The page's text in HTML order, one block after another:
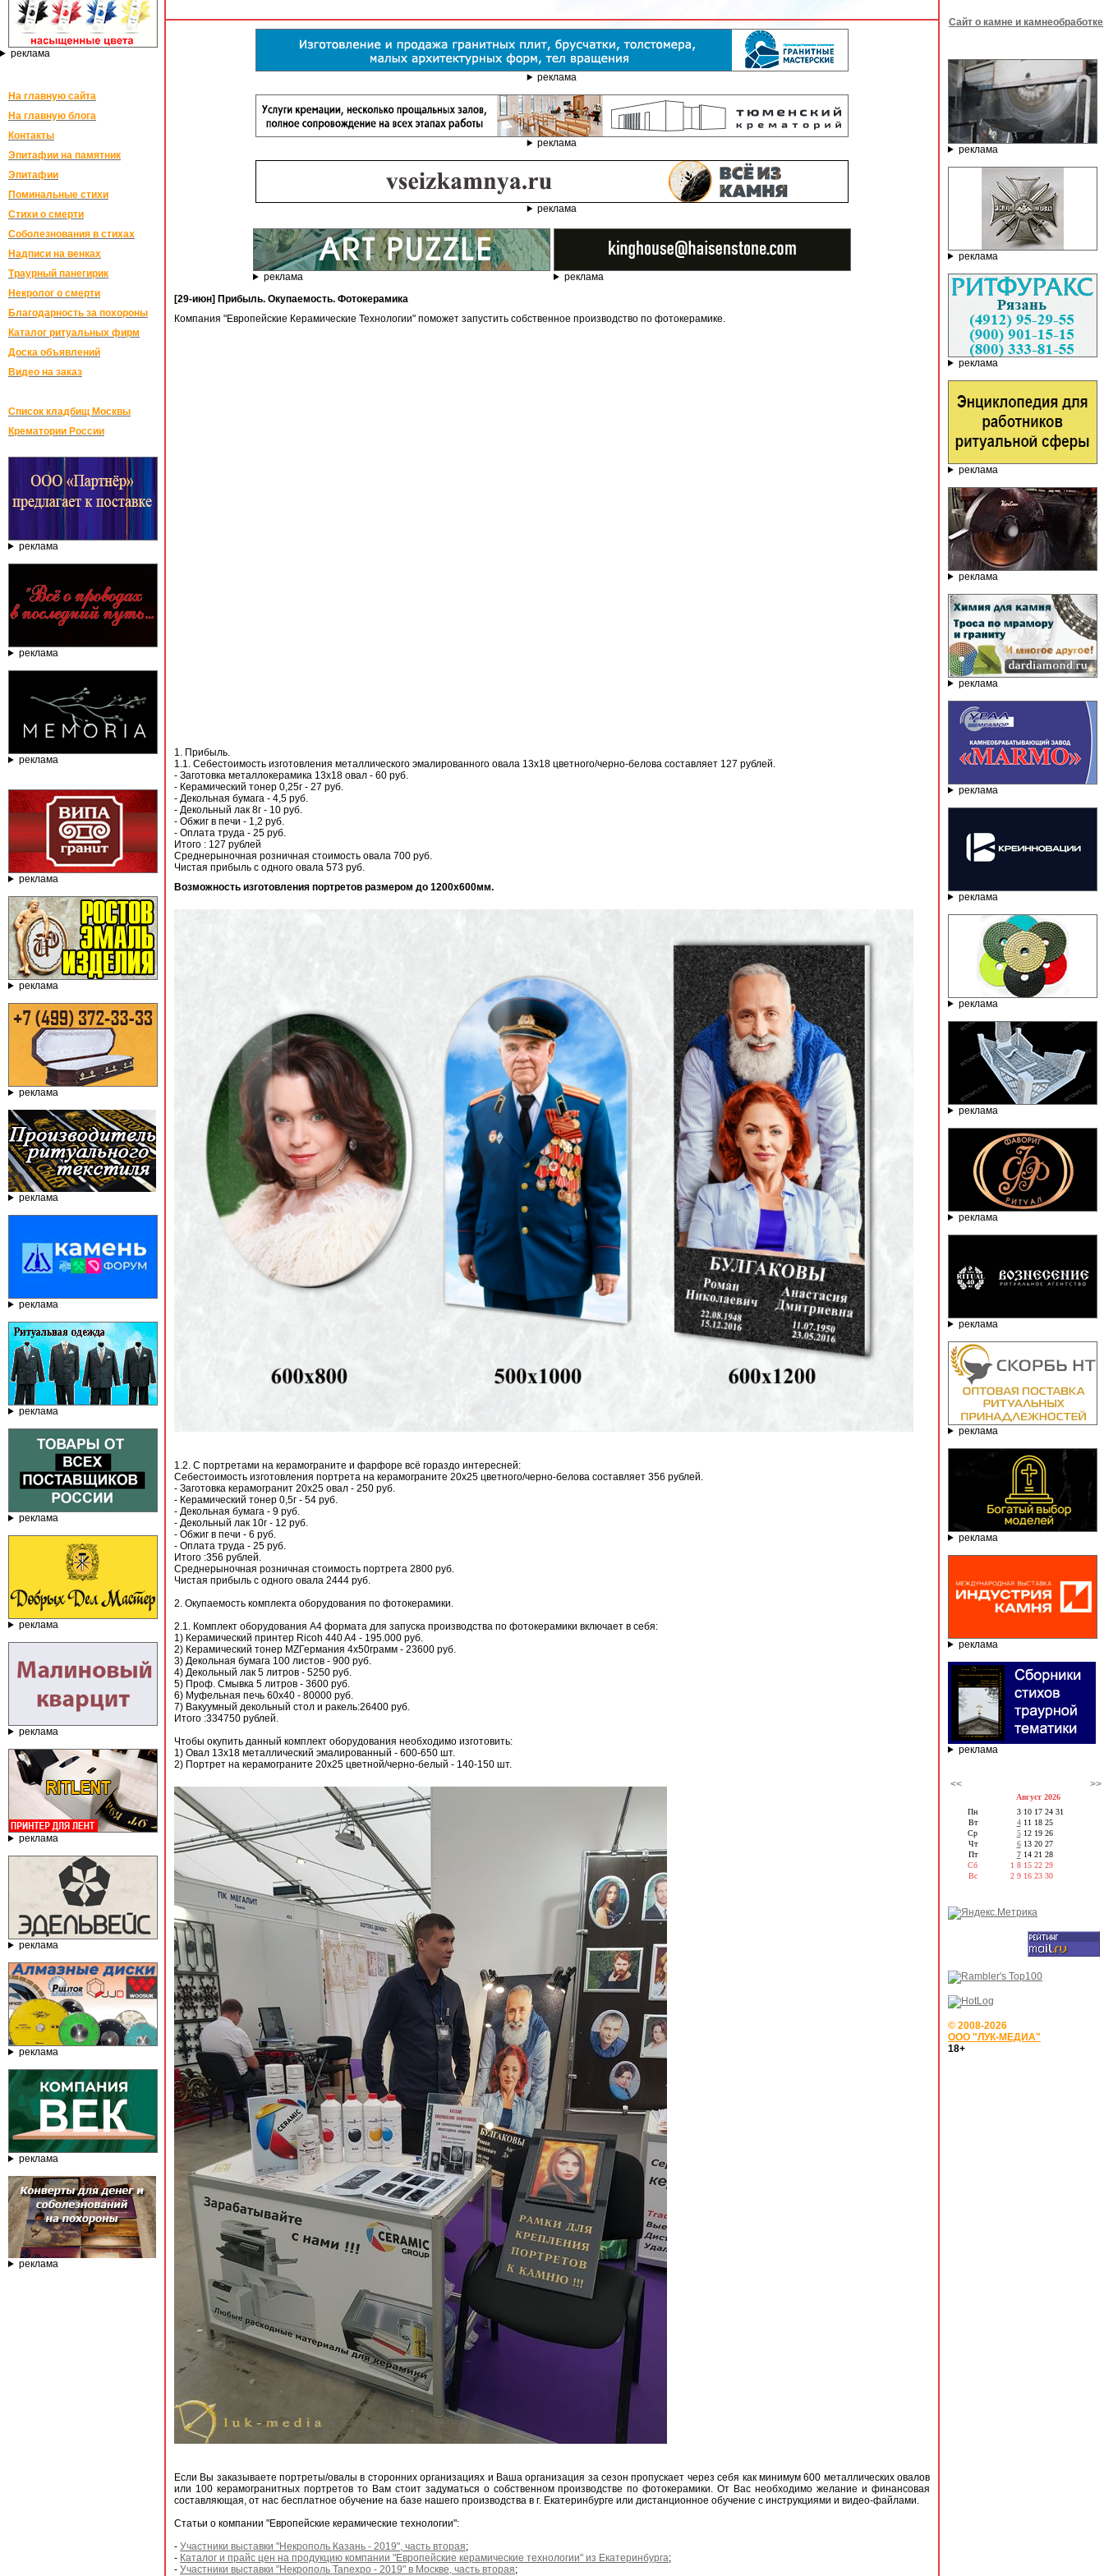
реклама
На главную сайта
На главную блога
Контакты
Эпитафии на памятник
Эпитафии
Поминальные стихи
Стихи о смерти
Соболезнования в стихах
Надписи на венках
Траурный панегирик
Некролог о смерти
Благодарность за похороны
Каталог ритуальных фирм
Доска объявлений
Видео на заказ
Список кладбищ Москвы
Крематории России
реклама
реклама
реклама
реклама
реклама
реклама
реклама
реклама
реклама
реклама
реклама
реклама
реклама
реклама
реклама
реклама
реклама
реклама
реклама
реклама
реклама
реклама
[29-июн] Прибыль. Окупаемость. Фотокерамика
Компания "Европейские Керамические Технологии" поможет запустить собственное производство по фотокерамике.
1. Прибыль.
1.1. Себестоимость изготовления металлического эмалированного овала 13х18 цветного/черно-белова составляет 127 рублей.
- Заготовка металлокерамика 13х18 овал - 60 руб.
- Керамический тонер 0,25г - 27 руб.
- Декольная бумага - 4,5 руб.
- Декольный лак 8г - 10 руб.
- Обжиг в печи - 1,2 руб.
- Оплата труда - 25 руб.
Итого : 127 рублей
Среднерыночная розничная стоимость овала 700 руб.
Чистая прибыль с одного овала 573 руб.
Возможность изготовления портретов размером до 1200х600мм.
1.2. С портретами на керамограните и фарфоре всё гораздо интересней:
Себестоимость изготовления портрета на керамограните 20х25 цветного/черно-белова составляет 356 рублей.
- Заготовка керамогранит 20х25 овал - 250 руб.
- Керамический тонер 0,5г - 54 руб.
- Декольная бумага - 9 руб.
- Декольный лак 10г - 12 руб.
- Обжиг в печи - 6 руб.
- Оплата труда - 25 руб.
Итого :356 рублей.
Среднерыночная розничная стоимость портрета 2800 руб.
Чистая прибыль с одного овала 2444 руб.
2. Окупаемость комплекта оборудования по фотокерамики.
2.1. Комплект оборудования А4 формата для запуска производства по фотокерамики включает в себя:
1) Керамический принтер Ricoh 440 A4 - 195.000 руб.
2) Керамический тонер MZГермания 4х50грамм - 23600 руб.
3) Декольная бумага 100 листов - 900 руб.
4) Декольный лак 5 литров - 5250 руб.
5) Проф. Смывка 5 литров - 3600 руб.
6) Муфельная печь 60х40 - 80000 руб.
7) Вакуумный декольный стол и ракель:26400 руб.
Итого :334750 рублей.
Чтобы окупить данный комплект оборудования необходимо изготовить:
1) Овал 13х18 металлический эмалированный - 600-650 шт.
2) Портрет на керамограните 20х25 цветной/черно-белый - 140-150 шт.
Если Вы заказываете портреты/овалы в сторонних организациях и Ваша организация за сезон пропускает через себя как минимум 600 металлических овалов
или 100 керамогранитных портретов то Вам стоит задуматься о собственном производстве по фотокерамики. От Вас необходимо желание и финансовая
составляющая, от нас бесплатное обучение на базе нашего производства в г. Екатеринбурге или дистанционное обучение с инструкциями и видео-файлами.
Статьи о компании "Европейские керамические технологии":
- Участники выставки "Некрополь Казань - 2019", часть вторая;
- Каталог и прайс цен на продукцию компании "Европейские керамические технологии" из Екатеринбурга;
- Участники выставки "Некрополь Tanexpo - 2019" в Москве, часть вторая;
Сайт о камне и камнеобработке
реклама
реклама
реклама
реклама
реклама
реклама
реклама
реклама
реклама
реклама
реклама
реклама
реклама
реклама
реклама
реклама
<< >>
Август 2026
Пн
Вт
Ср
Чт
Пт
Сб
Вс
3 10 17 24 31
4 11 18 25
5 12 19 26
6 13 20 27
7 14 21 28
1 8 15 22 29
2 9 16 23 30
© 2008-2026
ООО "ЛУК-МЕДИА"
18+